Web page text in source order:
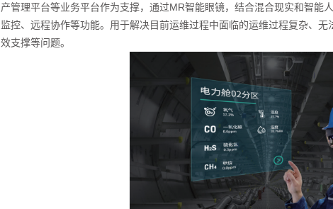
产管理平台等业务平台作为支撑，通过MR智能眼镜，结合混合现实和智能
监控、远程协作等功能。用于解决目前运维过程中面临的运维过程复杂、
效支撑等问题。